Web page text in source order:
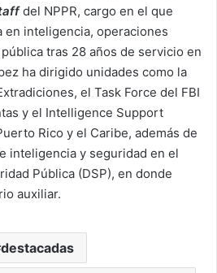
del NPPR, cargo en el que
en inteligencia, operaciones
tras 28 años de servicio en
ha dirigido unidades como la
el Task Force del FBI
y el Intelligence Support
Rico y el Caribe, además de
inteligencia y seguridad en el
Pública (DSP), en donde
auxiliar.
destacadas